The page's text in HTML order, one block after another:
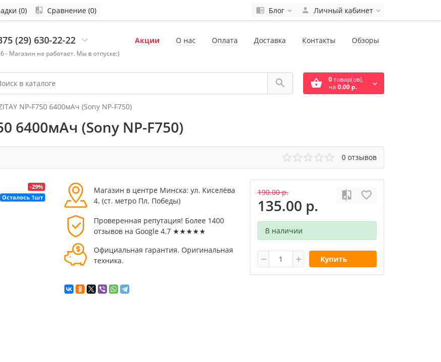
(0) Сравнение (0) Блог Личный кабинет
(29) 630-22-22
- Магазин не работает. Мы в отпуске:)
Акции О нас Оплата Доставка Контакты Обзоры
0товар(ов),
на 0.00 р.
NP-F750 6400мАч (Sony NP-F750)
6400мАч (Sony NP-F750)
0 отзывов
-29%
Осталось 1шт
190.00 р.
135.00 р.
В наличии
Купить
Магазин в центре Минска: ул. Киселёва
4. (cт. метро Пл. Победы)
Проверенная репутация! Более 1400
отзывов на Google 4.7 ★★★★★
Официальная гарантия. Оригинальная
техника.